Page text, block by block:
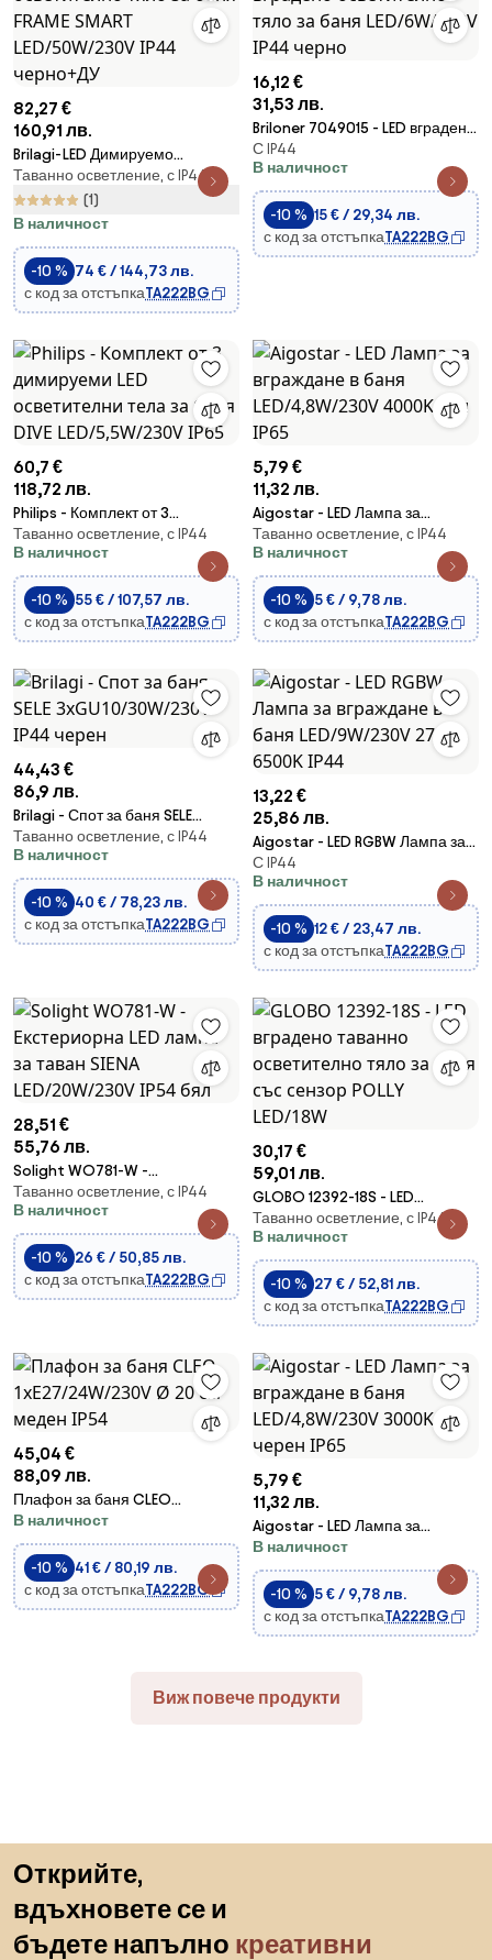
82,27 €
160,91 лв.
Brilagi-LED Димируемо
осветително тяло за баня
FRAME SMART LED/50W/230V
IP44 черно+ДУ
Таванно осветление, с IP44
(1)
В наличност
-10 % 74 € / 144,73 лв.
с код за отстъпкаTA222BG
16,12 €
31,53 лв.
Briloner 7049015 - LED вградено
осветително тяло за баня
LED/6W/230V IP44 черно
С IP44
В наличност
-10 % 15 € / 29,34 лв.
с код за отстъпкаTA222BG
60,7 €
118,72 лв.
Philips - Комплект от 3
димируеми LED осветителни
тела за баня DIVE
LED/5,5W/230V IP65
Таванно осветление, с IP44
В наличност
-10 % 55 € / 107,57 лв.
с код за отстъпкаTA222BG
5,79 €
11,32 лв.
Aigostar - LED Лампа за
вграждане в баня
LED/4,8W/230V 4000K бял IP65
Таванно осветление, с IP44
В наличност
-10 % 5 € / 9,78 лв.
с код за отстъпкаTA222BG
44,43 €
86,9 лв.
Brilagi - Спот за баня SELE
3xGU10/30W/230V IP44 черен
Таванно осветление, с IP44
В наличност
-10 % 40 € / 78,23 лв.
с код за отстъпкаTA222BG
13,22 €
25,86 лв.
Aigostar - LED RGBW Лампа за
вграждане в баня LED/9W/230V
2700-6500K IP44
С IP44
В наличност
-10 % 12 € / 23,47 лв.
с код за отстъпкаTA222BG
28,51 €
55,76 лв.
Solight WO781-W -
Екстериорна LED лампа за
таван SIENA LED/20W/230V IP54
бял
Таванно осветление, с IP44
В наличност
-10 % 26 € / 50,85 лв.
с код за отстъпкаTA222BG
30,17 €
59,01 лв.
GLOBO 12392-18S - LED
вградено таванно осветително
тяло за баня със сензор POLLY
LED/18W
Таванно осветление, с IP44
В наличност
-10 % 27 € / 52,81 лв.
с код за отстъпкаTA222BG
45,04 €
88,09 лв.
Плафон за баня CLEO
1xE27/24W/230V Ø 20 см меден
IP54
В наличност
-10 % 41 € / 80,19 лв.
с код за отстъпкаTA222BG
5,79 €
11,32 лв.
Aigostar - LED Лампа за
вграждане в баня
LED/4,8W/230V 3000K черен
IP65
В наличност
-10 % 5 € / 9,78 лв.
с код за отстъпкаTA222BG
Виж повече продукти
Открийте,
вдъхновете се и
бъдете напълно креативни